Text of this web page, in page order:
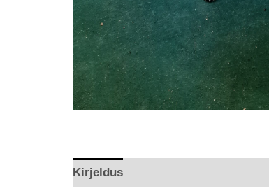
Kirjeldus